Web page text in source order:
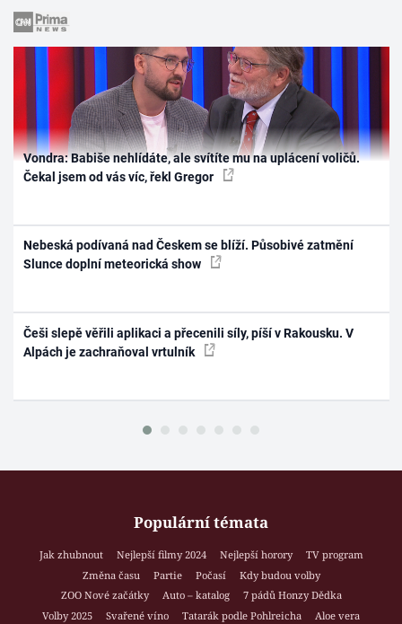
Vondra: Babiše nehlídáte, ale svítíte mu na uplácení voličů.
Čekal jsem od vás víc, řekl Gregor
Nebeská podívaná nad Českem se blíží. Působivé zatmění
Slunce doplní meteorická show
Češi slepě věřili aplikaci a přecenili síly, píší v Rakousku. V
Alpách je zachraňoval vrtulník
Populární témata
Jak zhubnout Nejlepší filmy 2024 Nejlepší horory
TV program
Změna času
Partie Počasí
Kdy budou volby
ZOO Nové začátky
Auto – katalog
7 pádů Honzy Dědka
Volby 2025
Svařené víno Tatarák podle Pohlreicha
Aloe vera